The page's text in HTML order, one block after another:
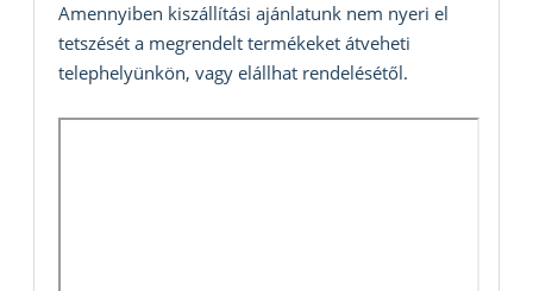
Amennyiben kiszállítási ajánlatunk nem nyeri el
tetszését a megrendelt termékeket átveheti
telephelyünkön, vagy elállhat rendelésétől.